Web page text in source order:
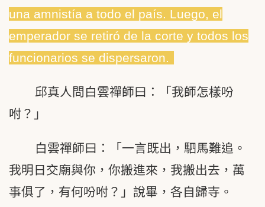
una amnistía a todo el país. Luego, el
emperador se retiró de la corte y todos los
funcionarios se dispersaron.
邱真人問白雲禪師曰：「我師怎樣吩
咐？」
白雲禪師曰：「一言既出，駟馬難追。
我明日交廟與你，你搬進來，我搬出去，萬
事俱了，有何吩咐？」說畢，各自歸寺。